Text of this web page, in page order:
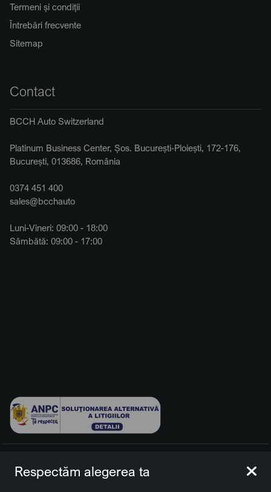
Termeni și condiții
Întrebări frecvente
Sitemap
Contact
BCCH Auto Switzerland
Platinum Business Center, Șos. București-Ploiești, 172-176,
București, 013686, România
0374 451 400
sales@bcchauto
Luni-Vineri: 09:00 - 18:00
Sâmbătă: 09:00 - 17:00
rezervate.
Respectăm alegerea ta